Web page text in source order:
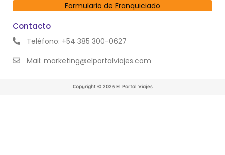
Formulario de Franquiciado
Contacto
Teléfono: +54 385 300-0627
Mail: marketing@elportalviajes.com
Copyright © 2023 El Portal Viajes